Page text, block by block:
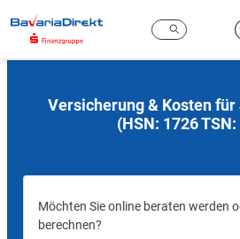
Hauptinhalt
Versicherung & Kosten für
(HSN: 1726 TSN:
Möchten Sie online beraten werden
berechnen?